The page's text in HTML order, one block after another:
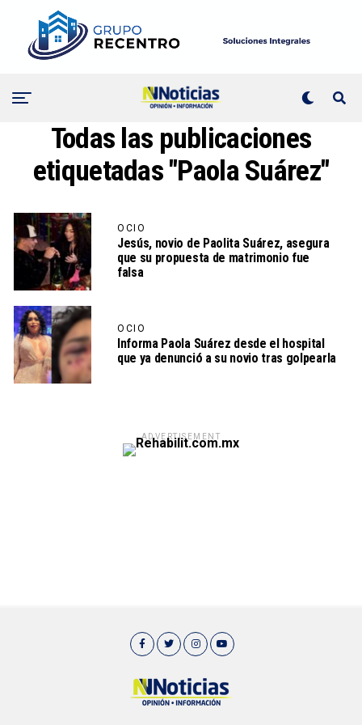
Todas las publicaciones
etiquetadas "Paola Suárez"
OCIO
Jesús, novio de Paolita Suárez, asegura
que su propuesta de matrimonio fue
falsa
OCIO
Informa Paola Suárez desde el hospital
que ya denunció a su novio tras golpearla
ADVERTISEMENT